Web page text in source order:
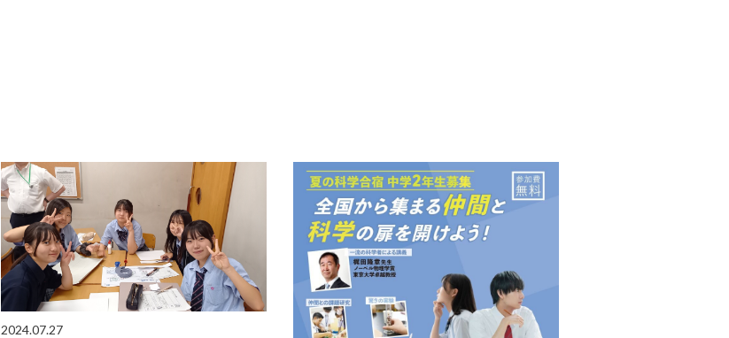
2024.07.27